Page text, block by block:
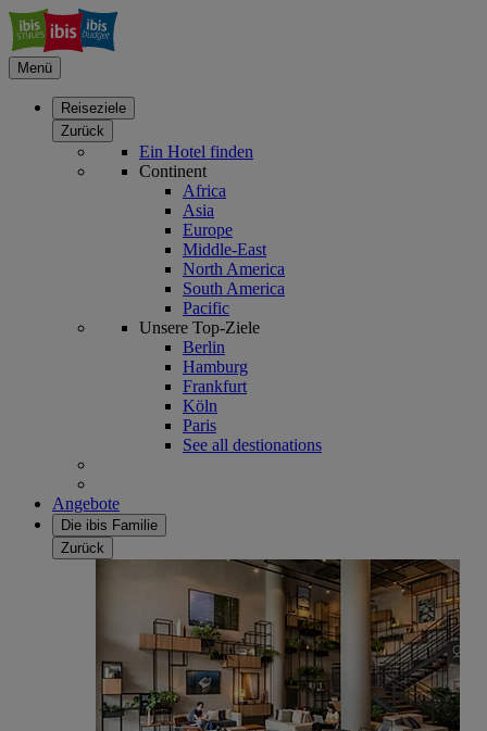
Menü
Reiseziele
Zurück
Ein Hotel finden
Continent
Africa
Asia
Europe
Middle-East
North America
South America
Pacific
Unsere Top-Ziele
Berlin
Hamburg
Frankfurt
Köln
Paris
See all destionations
Angebote
Die ibis Familie
Zurück